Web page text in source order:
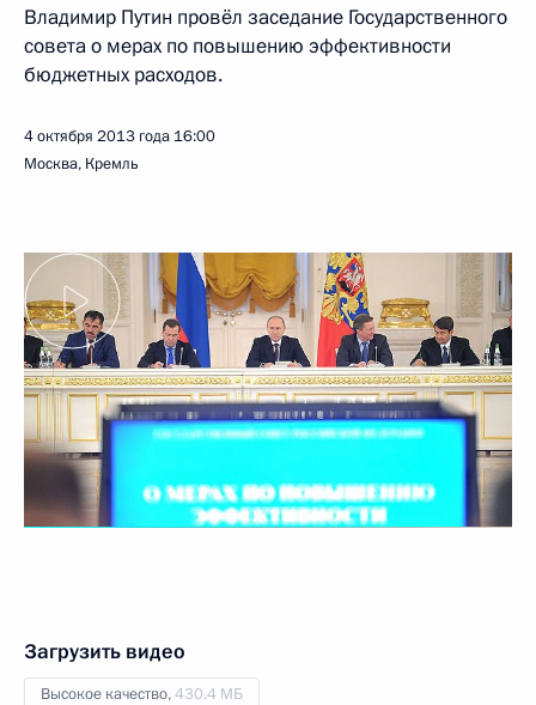
Владимир Путин провёл заседание Государственного
совета о мерах по повышению эффективности
бюджетных расходов.
4 октября 2013 года 16:00
Москва, Кремль
Загрузить видео
Высокое качество,430.4 МБ